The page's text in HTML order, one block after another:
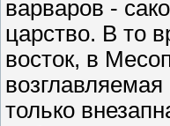
варваров -
царство. В то
восток, в
только